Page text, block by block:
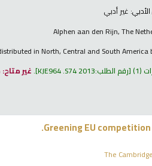
غير أدبي
Alphen aan den Rijn, The
in North, Central and South
(1) رقم الطلب:KJE964 .S74 2013
.غير متاح:
Greening EU
The